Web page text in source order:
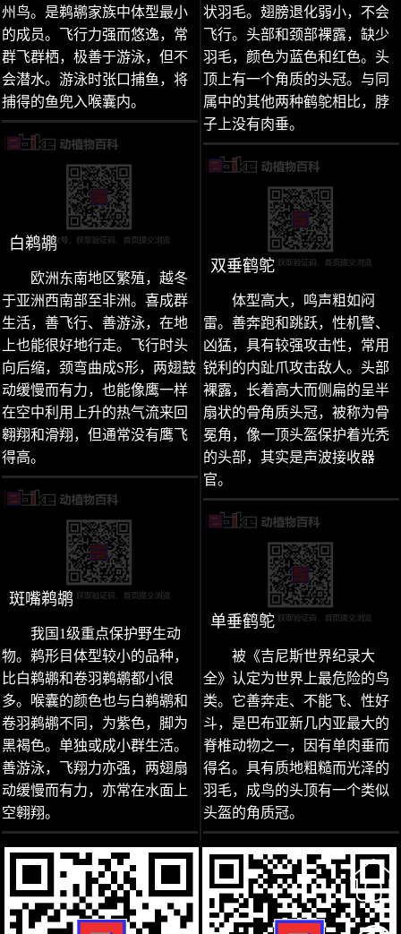
州鸟。是鹈鹕家族中体型最小
的成员。飞行力强而悠逸，常
群飞群栖，极善于游泳，但不
会潜水。游泳时张口捕鱼，将
捕得的鱼兜入喉囊内。
白鹈鹕
欧洲东南地区繁殖，越冬
于亚洲西南部至非洲。喜成群
生活，善飞行、善游泳，在地
上也能很好地行走。飞行时头
向后缩，颈弯曲成S形，两翅鼓
动缓慢而有力，也能像鹰一样
在空中利用上升的热气流来回
翱翔和滑翔，但通常没有鹰飞
得高。
斑嘴鹈鹕
我国1级重点保护野生动
物。鹈形目体型较小的品种，
比白鹈鹕和卷羽鹈鹕都小很
多。喉囊的颜色也与白鹈鹕和
卷羽鹈鹕不同，为紫色，脚为
黑褐色。单独或成小群生活。
善游泳，飞翔力亦强，两翅扇
动缓慢而有力，亦常在水面上
空翱翔。
状羽毛。翅膀退化弱小，不会
飞行。头部和颈部裸露，缺少
羽毛，颜色为蓝色和红色。头
顶上有一个角质的头冠。与同
属中的其他两种鹤鸵相比，脖
子上没有肉垂。
双垂鹤鸵
体型高大，鸣声粗如闷
雷。善奔跑和跳跃，性机警、
凶猛，具有较强攻击性，常用
锐利的内趾爪攻击敌人。头部
裸露，长着高大而侧扁的呈半
扇状的骨角质头冠，被称为骨
冕角，像一顶头盔保护着光秃
的头部，其实是声波接收器
官。
单垂鹤鸵
被《吉尼斯世界纪录大
全》认定为世界上最危险的鸟
类。它善奔走、不能飞、性好
斗，是巴布亚新几内亚最大的
脊椎动物之一，因有单肉垂而
得名。具有质地粗糙而光泽的
羽毛，成鸟的头顶有一个类似
头盔的角质冠。